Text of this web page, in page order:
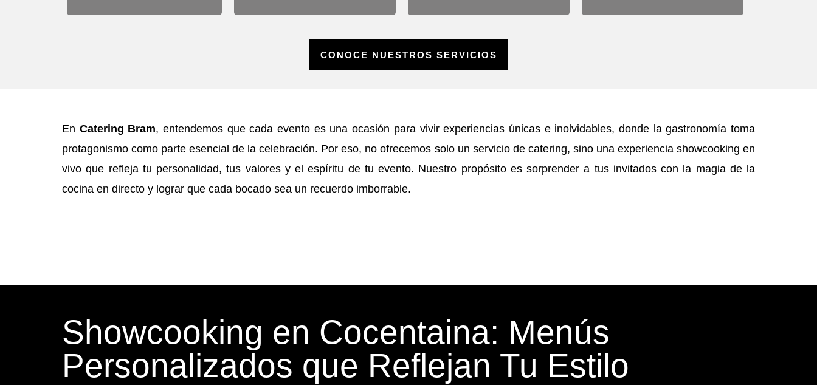
CONOCE NUESTROS SERVICIOS
En Catering Bram, entendemos que cada evento es una ocasión para vivir experiencias únicas e inolvidables, donde la gastronomía toma
protagonismo como parte esencial de la celebración. Por eso, no ofrecemos solo un servicio de catering, sino una experiencia showcooking en
vivo que refleja tu personalidad, tus valores y el espíritu de tu evento. Nuestro propósito es sorprender a tus invitados con la magia de la
cocina en directo y lograr que cada bocado sea un recuerdo imborrable.
Showcooking en Cocentaina: Menús
Personalizados que Reflejan Tu Estilo